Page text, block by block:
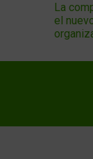
La
el